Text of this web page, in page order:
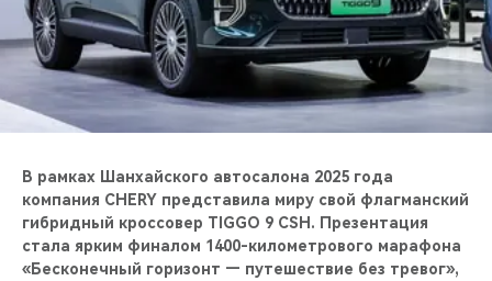
CHERY И СПОРТ
НАШИ МЕРОПРИЯТИЯ
ВИДЕООБЗОРЫ
CHERY ДЛЯ ДЕТЕЙ
В рамках Шанхайского автосалона 2025 года
компания CHERY представила миру свой флагманский
гибридный кроссовер TIGGO 9 CSH. Презентация
стала ярким финалом 1400-километрового марафона
«Бесконечный горизонт — путешествие без тревог»,